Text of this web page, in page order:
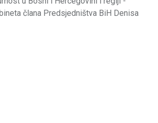
člana Predsjedništva BiH Denisa